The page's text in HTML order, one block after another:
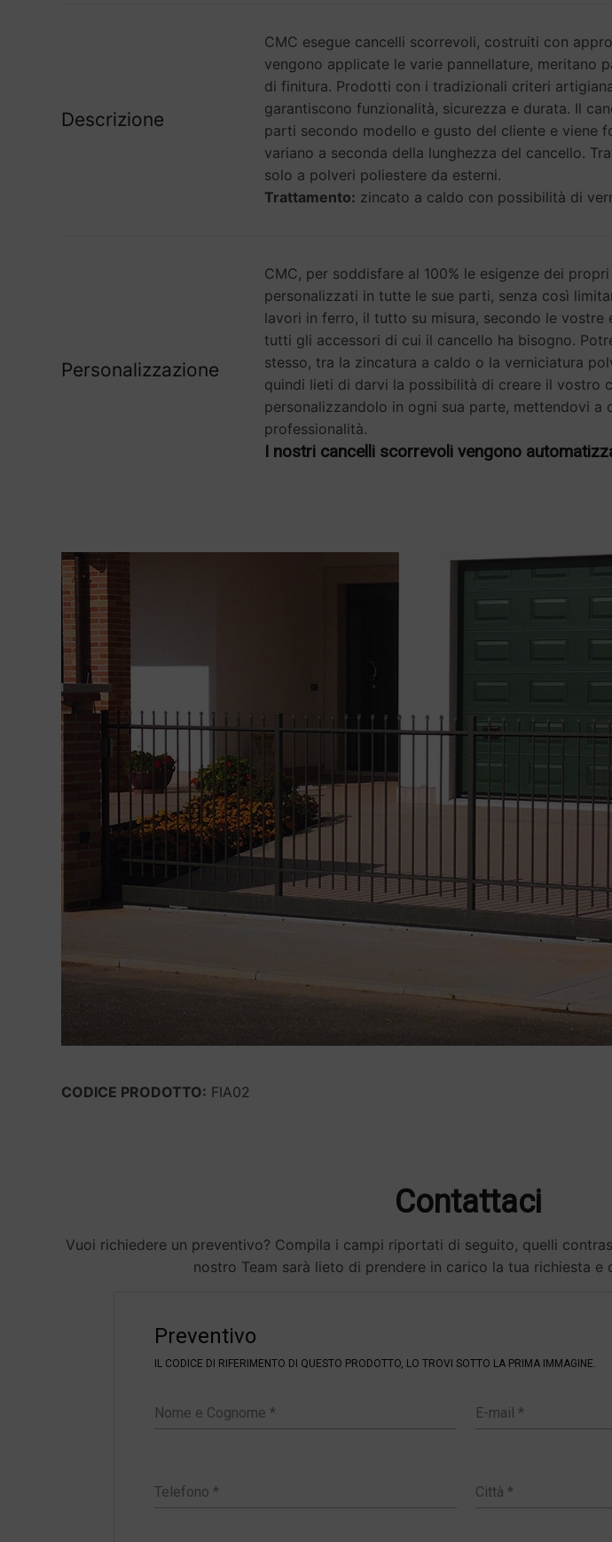
Descrizione
CMC esegue cancelli scorrevoli, costruiti con
vengono applicate le varie pannellature, meritano
di finitura. Prodotti con i tradizionali criteri
garantiscono funzionalità, sicurezza e durata. Il
parti secondo modello e gusto del cliente e viene
variano a seconda della lunghezza del cancello.
solo a polveri poliestere da esterni.
Trattamento: zincato a caldo con possibilità di
Personalizzazione
CMC, per soddisfare al 100% le esigenze dei
personalizzati in tutte le sue parti, senza così
lavori in ferro, il tutto su misura, secondo le
tutti gli accessori di cui il cancello ha bisogno.
stesso, tra la zincatura a caldo o la verniciatura
quindi lieti di darvi la possibilità di creare il vostro
personalizzandolo in ogni sua parte, mettendovi a
professionalità.
I nostri cancelli scorrevoli vengono
CODICE PRODOTTO: FIA02
Contattaci
Vuoi richiedere un preventivo? Compila i campi riportati di seguito, quelli
nostro Team sarà lieto di prendere in carico la tua richiesta e
Preventivo
IL CODICE DI RIFERIMENTO DI QUESTO PRODOTTO, LO TROVI SOTTO LA PRIMA IMMAGINE.